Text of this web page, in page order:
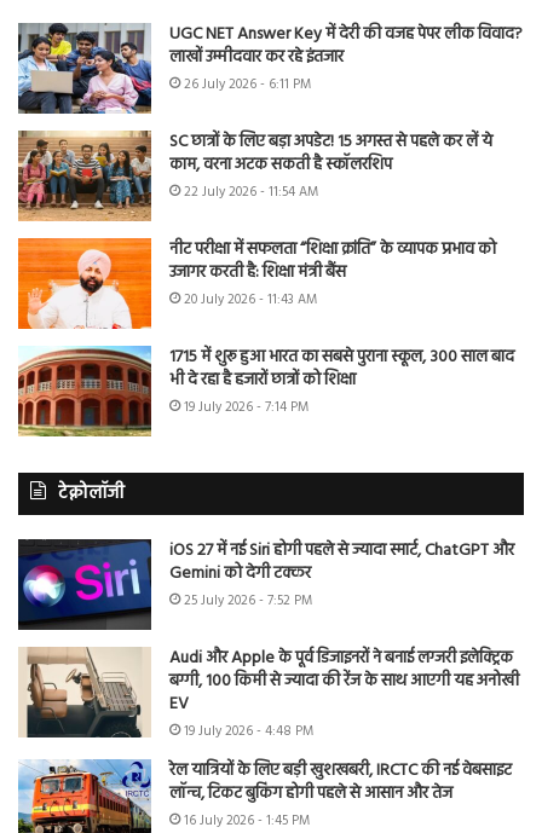
UGC NET Answer Key में देरी की वजह पेपर लीक विवाद?
लाखों उम्मीदवार कर रहे इंतजार
26 July 2026 - 6:11 PM
SC छात्रों के लिए बड़ा अपडेट! 15 अगस्त से पहले कर लें ये
काम, वरना अटक सकती है स्कॉलरशिप
22 July 2026 - 11:54 AM
नीट परीक्षा में सफलता “शिक्षा क्रांति” के व्यापक प्रभाव को
उजागर करती है: शिक्षा मंत्री बैंस
20 July 2026 - 11:43 AM
1715 में शुरू हुआ भारत का सबसे पुराना स्कूल, 300 साल बाद
भी दे रहा है हजारों छात्रों को शिक्षा
19 July 2026 - 7:14 PM
टेक्नोलॉजी
iOS 27 में नई Siri होगी पहले से ज्यादा स्मार्ट, ChatGPT और
Gemini को देगी टक्कर
25 July 2026 - 7:52 PM
Audi और Apple के पूर्व डिजाइनरों ने बनाई लग्जरी इलेक्ट्रिक
बग्गी, 100 किमी से ज्यादा की रेंज के साथ आएगी यह अनोखी
EV
19 July 2026 - 4:48 PM
रेल यात्रियों के लिए बड़ी खुशखबरी, IRCTC की नई वेबसाइट
लॉन्च, टिकट बुकिंग होगी पहले से आसान और तेज
16 July 2026 - 1:45 PM